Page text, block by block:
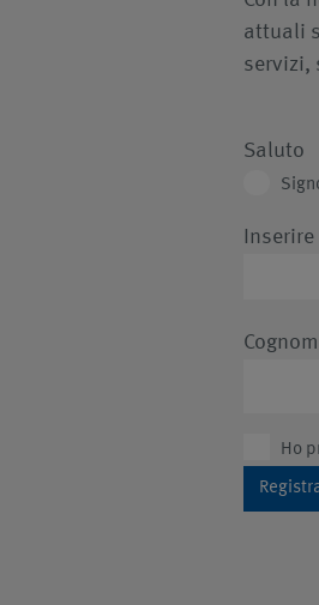
attuali
servizi,
Saluto
Ho